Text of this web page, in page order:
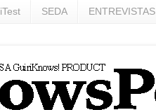
iTest SEDA ENTREVISTAS